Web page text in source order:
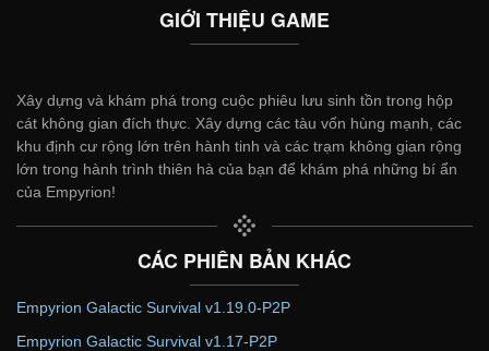
GIỚI THIỆU GAME
Xây dựng và khám phá trong cuộc phiêu lưu sinh tồn trong hộp
cát không gian đích thực. Xây dựng các tàu vốn hùng mạnh, các
khu định cư rộng lớn trên hành tinh và các trạm không gian rộng
lớn trong hành trình thiên hà của bạn để khám phá những bí ẩn
của Empyrion!
CÁC PHIÊN BẢN KHÁC
Empyrion Galactic Survival v1.19.0-P2P
Empyrion Galactic Survival v1.17-P2P